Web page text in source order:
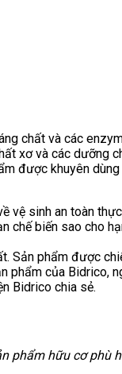
chất và các
xơ và các dưỡng
được khuyên
vệ sinh an toàn
chế biến sao cho
Sản phẩm được
phẩm của Bidrico,
Bidrico chia sẻ.
phẩm hữu cơ phù